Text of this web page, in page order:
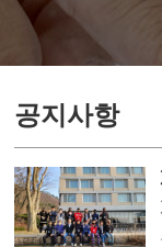
공지사항